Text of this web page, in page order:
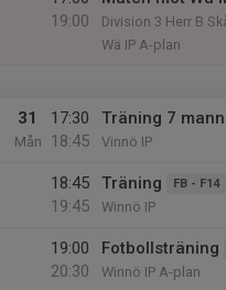
19:00
Division 3 Herr B
Wä IP A-plan
31
Mån
17:30
18:45
Träning 7
Vinnö IP
18:45
19:45
Träning FB - F14
Winnö IP
19:00
20:30
Fotbollsträning
Winnö IP A-plan